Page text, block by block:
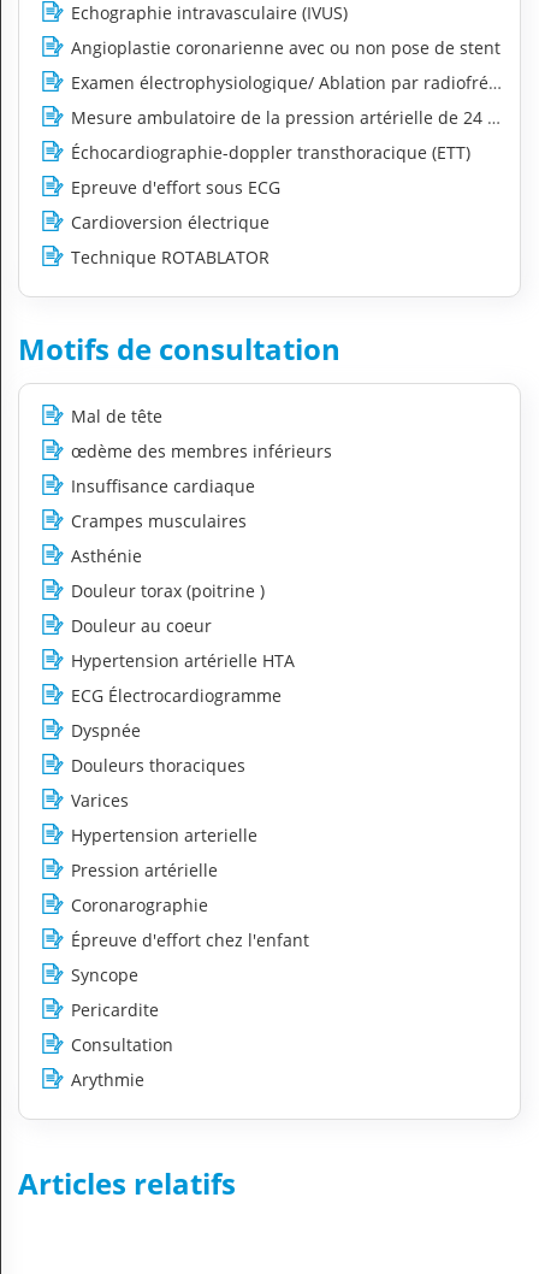
Echographie intravasculaire (IVUS)
Angioplastie coronarienne avec ou non pose de stent
Examen électrophysiologique/ Ablation par
Mesure ambulatoire de la pression artérielle de 24
Échocardiographie-doppler transthoracique (ETT)
Epreuve d'effort sous ECG
Cardioversion électrique
Technique ROTABLATOR
Motifs de consultation
Mal de tête
œdème des membres inférieurs
Insuffisance cardiaque
Crampes musculaires
Asthénie
Douleur torax (poitrine )
Douleur au coeur
Hypertension artérielle HTA
ECG Électrocardiogramme
Dyspnée
Douleurs thoraciques
Varices
Hypertension arterielle
Pression artérielle
Coronarographie
Épreuve d'effort chez l'enfant
Syncope
Pericardite
Consultation
Arythmie
Articles relatifs